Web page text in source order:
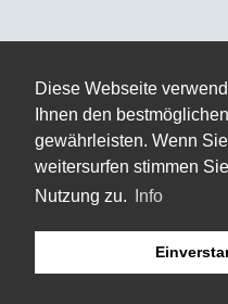
Diese Webseite
Ihnen den
gewährleisten. Wenn
weitersurfen stimmen
Nutzung zu.
Info